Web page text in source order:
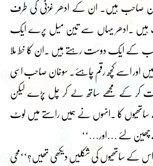
صاحب ہیں۔ ان کے ادھر غزنی کی طرف
ہیں ۔ادھر یہاں سے تین میل پرے ایک
کے ایک دوست رہتے ہیں ۔ان کا خط ملا
اور اسے کچھ رقم چاہئے۔ سوخان صاحب اسی
کر کے مجھے ساتھ لے کر چل پڑے لیکن
ساتھیوں کا ۔انہوں نے ہمیں راستے میں لوٹ
چھین لئے …اور…‘‘
اس کے ساتھیوں کی شکلیں دیکھی تھیں؟‘‘محی